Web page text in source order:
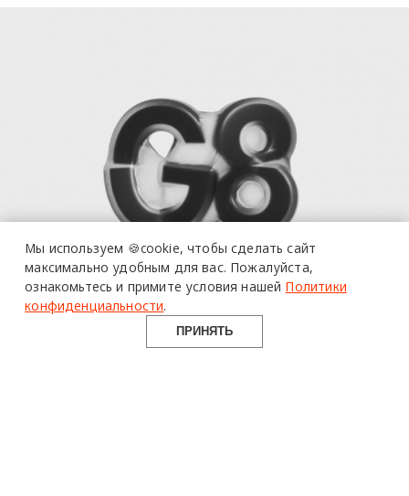
Мы используем 🍪cookie, чтобы сделать сайт
максимально удобным для вас. Пожалуйста,
ознакомьтесь и примите условия нашей Политики
конфиденциальности.
ПРИНЯТЬ